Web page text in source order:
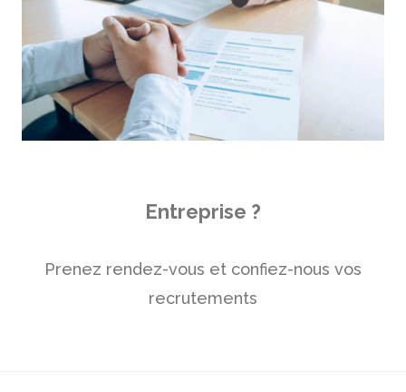
Entreprise ?
Prenez rendez-vous et confiez-nous vos
recrutements